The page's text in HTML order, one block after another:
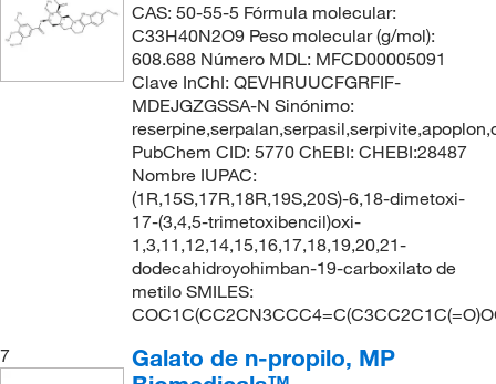
CAS: 50-55-5 Fórmula molecular:
C33H40N2O9 Peso molecular (g/mol):
608.688 Número MDL: MFCD00005091
Clave InChI: QEVHRUUCFGRFIF-
MDEJGZGSSA-N Sinónimo:
PubChem CID: 5770 ChEBI: CHEBI:28487
Nombre IUPAC:
(1R,15S,17R,18R,19S,20S)-6,18-dimetoxi-
17-(3,4,5-trimetoxibencil)oxi-
1,3,11,12,14,15,16,17,18,19,20,21-
dodecahidroyohimban-19-carboxilato de
metilo SMILES:
7
Galato de n-propilo, MP